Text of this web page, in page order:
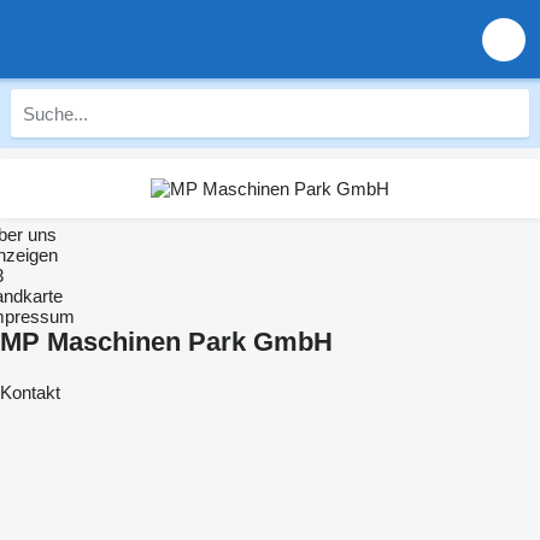
uns
MP Maschinen Park GmbH
Kontakt